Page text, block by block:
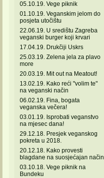
05.10.19. Vege piknik
01.10.19. Veganskim jelom do
posjeta utočištu
22.06.19. U središtu Zagreba
veganski burger koji krvari
17.04.19. Drukčiji Uskrs
25.03.19. Zelena jela za plavo
more
20.03.19. Mit out na Meatout!
13.02.19. Kako reći "volim te"
na veganski način
06.02.19. Fina, bogata
veganska večera!
03.01.19. Isprobati veganstvo
na mjesec dana!
29.12.18. Presjek veganskog
pokreta u 2018.
20.12.18. Kako provesti
blagdane na suosjećajan način
03.10.18. Vege piknik na
Bundeku